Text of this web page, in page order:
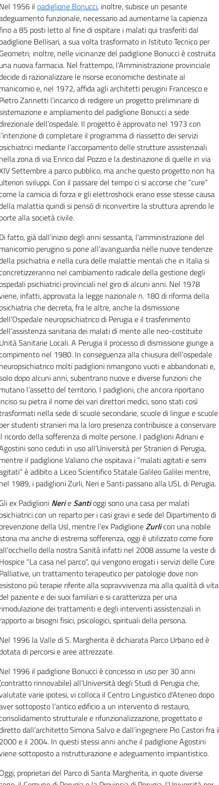
1956 il padiglione Bonucci, inoltre, subisce un pesante
funzionale, necessario ad aumentarne la capienza
a 85 posti letto al fine di ospitare i malati qui trasferiti dal
Bellisari, a sua volta trasformato in Istituto Tecnico per
inoltre, nelle vicinanze del padiglione Bonucci è costruita
nuova farmacia. Nel frattempo, l’Amministrazione provinciale
di razionalizzare le risorse economiche destinate al
e, nel 1972, affida agli architetti perugini Francesco e
Zannetti l’incarico di redigere un progetto preliminare di
e ampliamento del padiglione Bonucci a sede
dell’ospedale. Il progetto è approvato nel 1973 con
di completare il programma di riassetto dei servizi
mediante l’accorpamento delle strutture assistenziali
zona di via Enrico dal Pozzo e la destinazione di quelle in via
Settembre a parco pubblico, ma anche questo progetto non ha
sviluppi. Con il passare del tempo ci si accorse che “cure”
la camicia di forza e gli elettroshock erano esse stesse causa
malattia quindi si pensò di riconvertire la struttura aprendo le
alla società civile.
fatto, già dall’inizio degli anni sessanta, l'amministrazione del
perugino si pone all’avanguardia nelle nuove tendenze
psichiatria e nella cura delle malattie mentali che in Italia si
nel cambiamento radicale della gestione degli
psichiatrici provinciali nel giro di alcuni anni. Nel 1978
infatti, approvata la legge nazionale n. 180 di riforma della
che decreta, fra le altre, anche la dismissione
neuropsichiatrico di Perugia e il trasferimento
sanitaria dei malati di mente alle neo-costituite
Sanitarie Locali.A Perugia il processo di dismissione giunge a
nel 1980. In conseguenza alla chiusura dell’ospedale
molti padiglioni rimangono vuoti e abbandonati e,
dopo alcuni anni, subentrano nuove e diverse funzioni che
l’assetto del territorio. I padiglioni, che ancora riportano
su pietra il nome dei vari direttori medici, sono stati così
nella sede di scuole secondarie, scuole di lingue e scuole
studenti stranieri ma la loro presenza contribuisce a conservare
ricordo della sofferenza di molte persone. I padiglioni Adriani e
sono ceduti in uso all’Università per Stranieri di Perugia,
il padiglione Valiano che ospitava i “malati agitati e semi
è adibito a Liceo Scientifico Statale Galileo Galilei mentre,
1989, i padiglioni Zurli, Neri e Santi passano alla USL di Perugia.
ex Padiglioni Nerie Santioggi sono una casa per malati
con un reparto per i casi gravi e sede del Dipartimento di
della Usl, mentre l’ex PadiglioneZurlicon una nobile
ma anche di estrema sofferenza, oggi è utilizzato come fiore
della nostra Sanità infatti nel 2008 assume la veste di
"La casa nel parco", qui vengono erogati i servizi delle Cure
un trattamento terapeutico per patologie dove non
più terapie riferite alla sopravvivenza ma alla qualità di vita
paziente e dei suoi familiari e si caratterizza per una
dei trattamenti e degli interventi assistenziali in
ai bisogni fisici, psicologici, spirituali della persona.
1996 la Valle di S. Margherita è dichiarata Parco Urbano ed è
di percorsi e aree attrezzate.
1996 il padiglione Bonucci è concesso in uso per 30 anni
rinnovabile) all’Università degli Studi di Perugia che,
varie ipotesi, vi colloca il Centro Linguistico d’Ateneo dopo
sottoposto l’antico edificio a un intervento di restauro,
strutturale e rifunzionalizzazione, progettato e
dall’architetto Simona Salvo e dall’ingegnere Pio Castori fra
e il 2004. In questi stessi anni anche il padiglione Agostini
sottoposto a ristrutturazione e adeguamento impiantistico.
proprietari del Parco di Santa Margherita, in quote diverse